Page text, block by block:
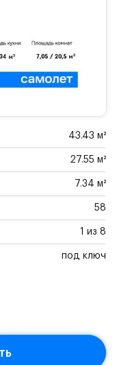
43.43 м²
27.55 м²
7.34 м²
58
1 из 8
под ключ